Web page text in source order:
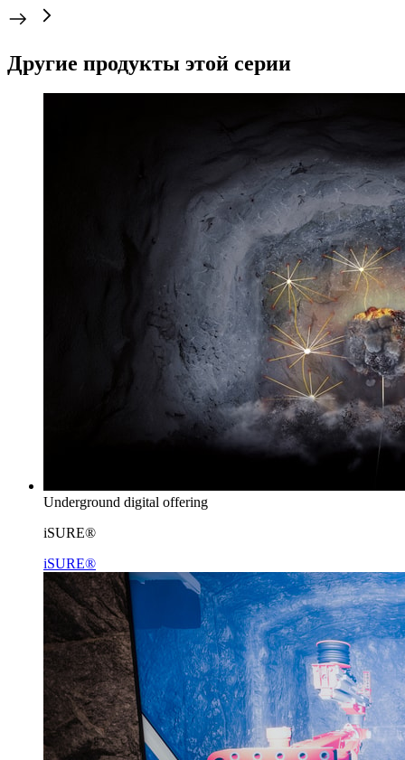
Другие продукты этой серии
Underground digital offering
iSURE®
iSURE®